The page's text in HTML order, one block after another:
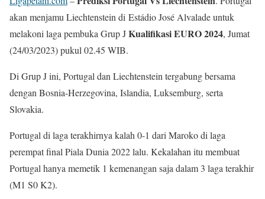
akan menjamu Liechtenstein di Estádio José Alvalade untuk
melakoni laga pembuka Grup JKualifikasi EURO 2024, Jumat
(24/03/2023) pukul 02.45 WIB.
Di Grup J ini, Portugal dan Liechtenstein tergabung bersama
dengan Bosnia-Herzegovina, Islandia, Luksemburg, serta
Slovakia.
Portugal di laga terakhirnya kalah 0-1 dari Maroko di laga
perempat final Piala Dunia 2022 lalu. Kekalahan itu membuat
Portugal hanya memetik 1 kemenangan saja dalam 3 laga terakhir
(M1 S0 K2).